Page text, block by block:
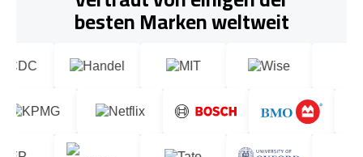
besten Marken weltweit